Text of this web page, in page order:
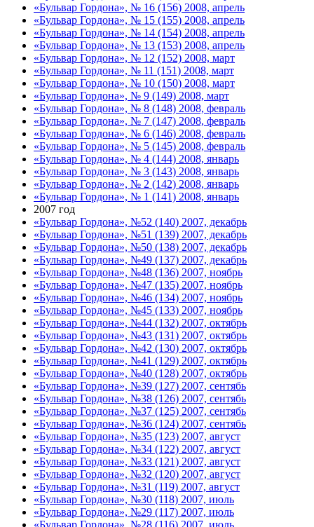
«Бульвар Гордона», № 16 (156) 2008, апрель
«Бульвар Гордона», № 15 (155) 2008, апрель
«Бульвар Гордона», № 14 (154) 2008, апрель
«Бульвар Гордона», № 13 (153) 2008, апрель
«Бульвар Гордона», № 12 (152) 2008, март
«Бульвар Гордона», № 11 (151) 2008, март
«Бульвар Гордона», № 10 (150) 2008, март
«Бульвар Гордона», № 9 (149) 2008, март
«Бульвар Гордона», № 8 (148) 2008, февраль
«Бульвар Гордона», № 7 (147) 2008, февраль
«Бульвар Гордона», № 6 (146) 2008, февраль
«Бульвар Гордона», № 5 (145) 2008, февраль
«Бульвар Гордона», № 4 (144) 2008, январь
«Бульвар Гордона», № 3 (143) 2008, январь
«Бульвар Гордона», № 2 (142) 2008, январь
«Бульвар Гордона», № 1 (141) 2008, январь
2007 год
«Бульвар Гордона», №52 (140) 2007, декабрь
«Бульвар Гордона», №51 (139) 2007, декабрь
«Бульвар Гордона», №50 (138) 2007, декабрь
«Бульвар Гордона», №49 (137) 2007, декабрь
«Бульвар Гордона», №48 (136) 2007, ноябрь
«Бульвар Гордона», №47 (135) 2007, ноябрь
«Бульвар Гордона», №46 (134) 2007, ноябрь
«Бульвар Гордона», №45 (133) 2007, ноябрь
«Бульвар Гордона», №44 (132) 2007, октябрь
«Бульвар Гордона», №43 (131) 2007, октябрь
«Бульвар Гордона», №42 (130) 2007, октябрь
«Бульвар Гордона», №41 (129) 2007, октябрь
«Бульвар Гордона», №40 (128) 2007, октябрь
«Бульвар Гордона», №39 (127) 2007, сентябь
«Бульвар Гордона», №38 (126) 2007, сентябь
«Бульвар Гордона», №37 (125) 2007, сентябь
«Бульвар Гордона», №36 (124) 2007, сентябь
«Бульвар Гордона», №35 (123) 2007, август
«Бульвар Гордона», №34 (122) 2007, август
«Бульвар Гордона», №33 (121) 2007, август
«Бульвар Гордона», №32 (120) 2007, август
«Бульвар Гордона», №31 (119) 2007, август
«Бульвар Гордона», №30 (118) 2007, июль
«Бульвар Гордона», №29 (117) 2007, июль
«Бульвар Гордона», №28 (116) 2007, июль